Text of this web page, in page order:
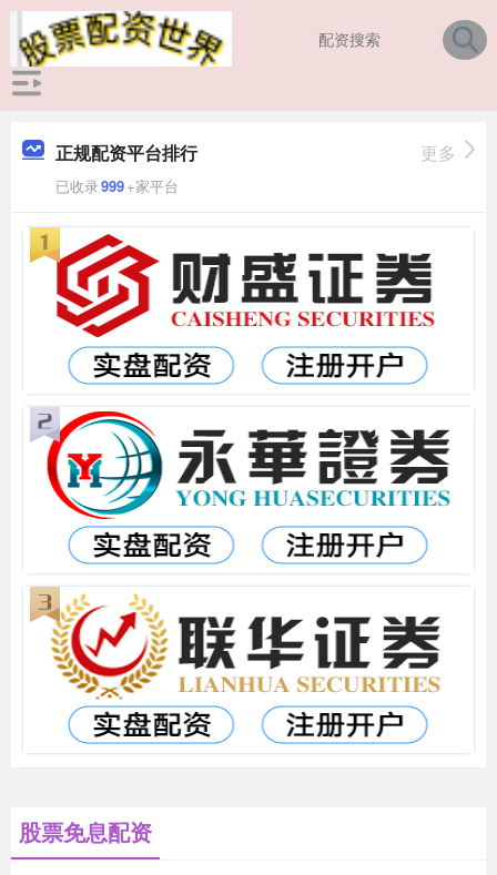
正规配资平台排行
已收录999+家平台
更多
股票免息配资